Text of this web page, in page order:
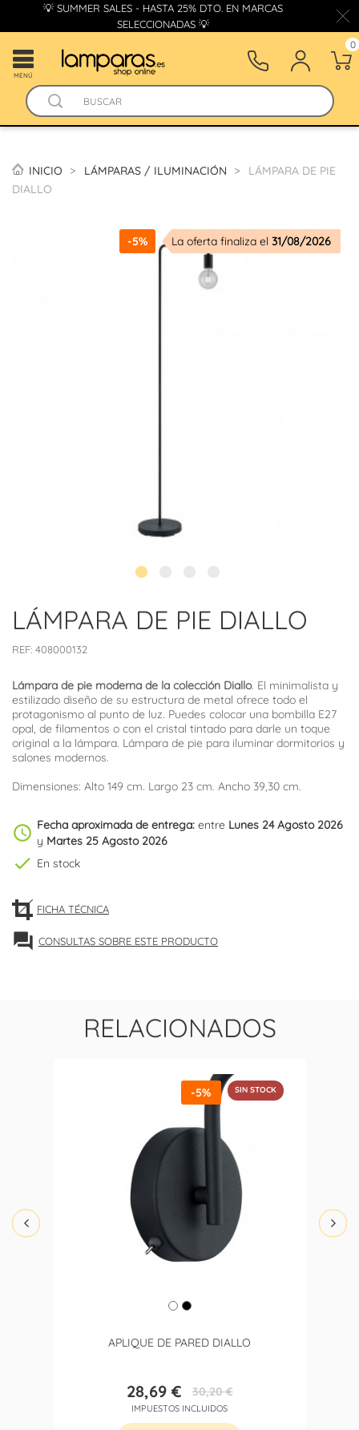
💡 SUMMER SALES - HASTA 25% DTO. EN MARCAS
SELECCIONADAS 💡
MENÚ
0
INICIO LÁMPARAS / ILUMINACIÓN
LÁMPARA DE PIE
DIALLO
-5% La oferta finaliza el 31/08/2026
LÁMPARA DE PIE DIALLO
REF: 408000132
Lámpara de pie moderna de la colección Diallo. El minimalista y
estilizado diseño de su estructura de metal ofrece todo el
protagonismo al punto de luz. Puedes colocar una bombilla E27
opal, de filamentos o con el cristal tintado para darle un toque
original a la lámpara. Lámpara de pie para iluminar dormitorios y
salones modernos.
Dimensiones: Alto 149 cm. Largo 23 cm. Ancho 39,30 cm.
schedule Fecha aproximada de entrega: entre Lunes 24 Agosto 2026
y Martes 25 Agosto 2026
check En stock
FICHA TÉCNICA
forum CONSULTAS SOBRE ESTE PRODUCTO
RELACIONADOS
APLIQUE DE PARED DIALLO
Precio
28,69 €Precio
base
30,20 €
IMPUESTOS INCLUIDOS
-5% SIN STOCK